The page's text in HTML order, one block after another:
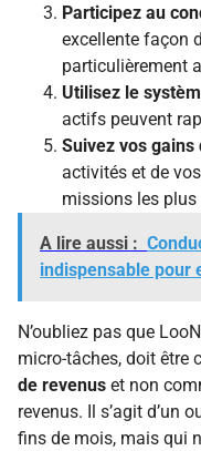
Participez au
excellente façon
particulièrement
Utilisez le
actifs peuvent
Suivez vos gains
activités et de
missions les plus
A lire aussi :
indispensable pour
N’oubliez pas que
micro-tâches, doit être
de revenus et non
revenus. Il s’agit d’un
fins de mois, mais qui